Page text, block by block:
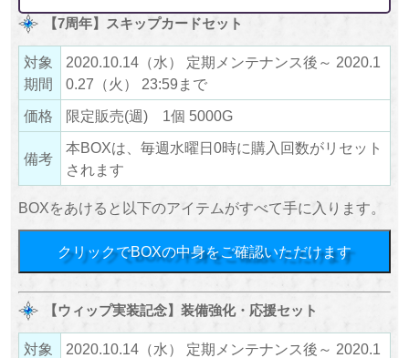
【7周年】スキップカードセット
対象
期間
2020.10.14（水） 定期メンテナンス後～ 2020.1
0.27（火） 23:59まで
価格
限定販売(週) 1個 5000G
備考
本BOXは、毎週水曜日0時に購入回数がリセット
されます
BOXをあけると以下のアイテムがすべて手に入ります。
クリックでBOXの中身をご確認いただけます
【ウィップ実装記念】装備強化・応援セット
対象
2020.10.14（水） 定期メンテナンス後～ 2020.1